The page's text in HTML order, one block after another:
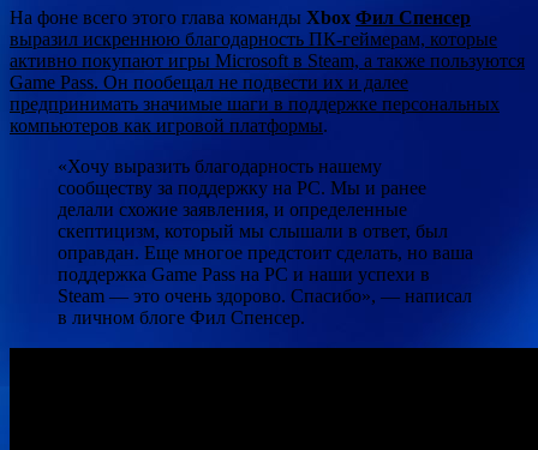
На фоне всего этого глава команды Xbox Фил Спенсер
выразил искреннюю благодарность ПК-геймерам, которые
активно покупают игры Microsoft в Steam, а также пользуются
Game Pass. Он пообещал не подвести их и далее
предпринимать значимые шаги в поддержке персональных
компьютеров как игровой платформы.
«Хочу выразить благодарность нашему
сообществу за поддержку на PC. Мы и ранее
делали схожие заявления, и определенные
скептицизм, который мы слышали в ответ, был
оправдан. Еще многое предстоит сделать, но ваша
поддержка Game Pass на PC и наши успехи в
Steam — это очень здорово. Спасибо», — написал
в личном блоге Фил Спенсер.